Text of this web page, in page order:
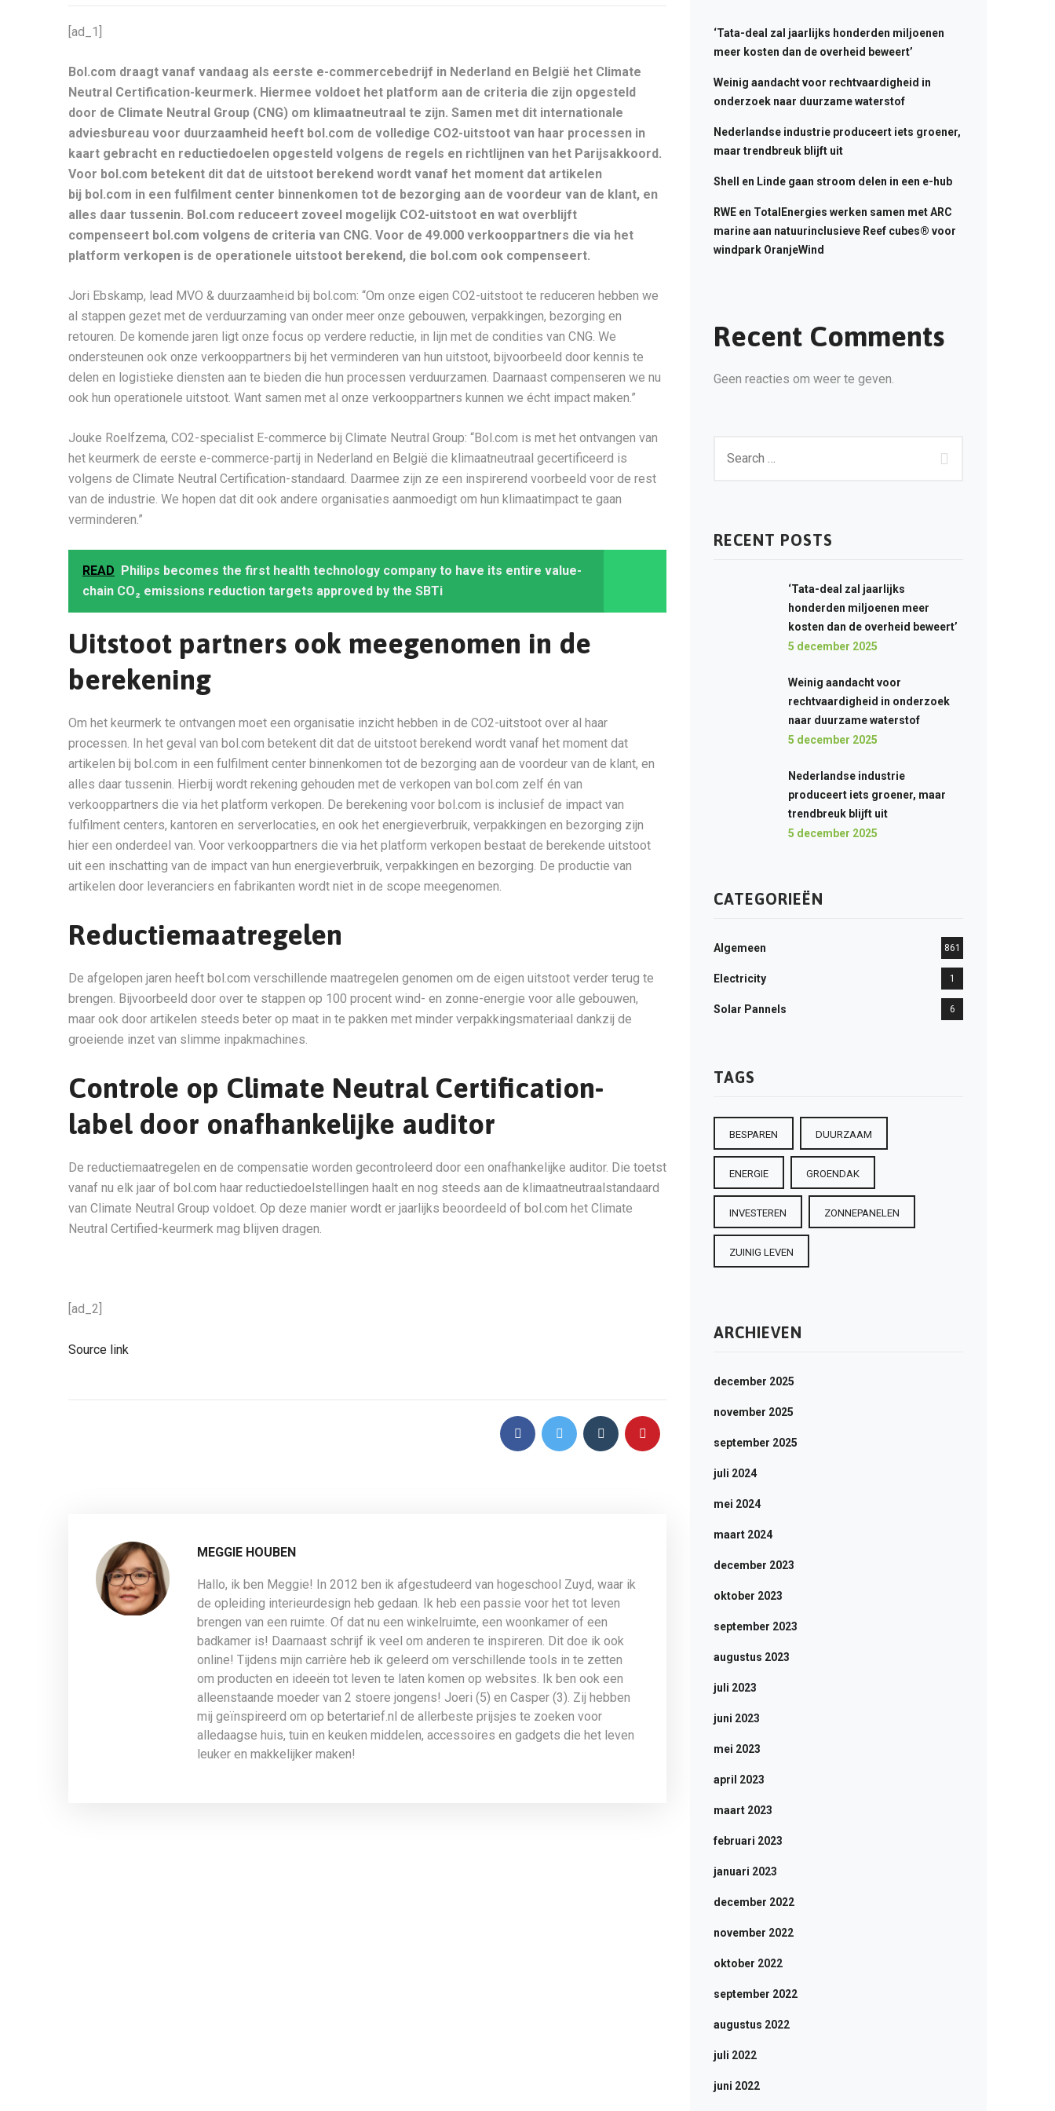
[ad_1]
Bol.com draagt vanaf vandaag als eerste e-commercebedrijf in Nederland en België het Climate
Neutral Certification-keurmerk. Hiermee voldoet het platform aan de criteria die zijn opgesteld
door de Climate Neutral Group (CNG) om klimaatneutraal te zijn. Samen met dit internationale
adviesbureau voor duurzaamheid heeft bol.com de volledige CO2-uitstoot van haar processen in
kaart gebracht en reductiedoelen opgesteld volgens de regels en richtlijnen van het Parijsakkoord.
Voor bol.com betekent dit dat de uitstoot berekend wordt vanaf het moment dat artikelen
bij bol.com in een fulfilment center binnenkomen tot de bezorging aan de voordeur van de klant, en
alles daar tussenin. Bol.com reduceert zoveel mogelijk CO2-uitstoot en wat overblijft
compenseert bol.com volgens de criteria van CNG. Voor de 49.000 verkooppartners die via het
platform verkopen is de operationele uitstoot berekend, die bol.com ook compenseert.
Jori Ebskamp, lead MVO & duurzaamheid bij bol.com: “Om onze eigen CO2-uitstoot te reduceren hebben we
al stappen gezet met de verduurzaming van onder meer onze gebouwen, verpakkingen, bezorging en
retouren. De komende jaren ligt onze focus op verdere reductie, in lijn met de condities van CNG. We
ondersteunen ook onze verkooppartners bij het verminderen van hun uitstoot, bijvoorbeeld door kennis te
delen en logistieke diensten aan te bieden die hun processen verduurzamen. Daarnaast compenseren we nu
ook hun operationele uitstoot. Want samen met al onze verkooppartners kunnen we écht impact maken.”
Jouke Roelfzema, CO2-specialist E-commerce bij Climate Neutral Group: “Bol.com is met het ontvangen van
het keurmerk de eerste e-commerce-partij in Nederland en België die klimaatneutraal gecertificeerd is
volgens de Climate Neutral Certification-standaard. Daarmee zijn ze een inspirerend voorbeeld voor de rest
van de industrie. We hopen dat dit ook andere organisaties aanmoedigt om hun klimaatimpact te gaan
verminderen.”
READ Philips becomes the first health technology company to have its entire value-
chain CO₂ emissions reduction targets approved by the SBTi
Uitstoot partners ook meegenomen in de
berekening
Om het keurmerk te ontvangen moet een organisatie inzicht hebben in de CO2-uitstoot over al haar
processen. In het geval van bol.com betekent dit dat de uitstoot berekend wordt vanaf het moment dat
artikelen bij bol.com in een fulfilment center binnenkomen tot de bezorging aan de voordeur van de klant, en
alles daar tussenin. Hierbij wordt rekening gehouden met de verkopen van bol.com zelf én van
verkooppartners die via het platform verkopen. De berekening voor bol.com is inclusief de impact van
fulfilment centers, kantoren en serverlocaties, en ook het energieverbruik, verpakkingen en bezorging zijn
hier een onderdeel van. Voor verkooppartners die via het platform verkopen bestaat de berekende uitstoot
uit een inschatting van de impact van hun energieverbruik, verpakkingen en bezorging. De productie van
artikelen door leveranciers en fabrikanten wordt niet in de scope meegenomen.
Reductiemaatregelen
De afgelopen jaren heeft bol.com verschillende maatregelen genomen om de eigen uitstoot verder terug te
brengen. Bijvoorbeeld door over te stappen op 100 procent wind- en zonne-energie voor alle gebouwen,
maar ook door artikelen steeds beter op maat in te pakken met minder verpakkingsmateriaal dankzij de
groeiende inzet van slimme inpakmachines.
Controle op Climate Neutral Certification-
label door onafhankelijke auditor
De reductiemaatregelen en de compensatie worden gecontroleerd door een onafhankelijke auditor. Die toetst
vanaf nu elk jaar of bol.com haar reductiedoelstellingen haalt en nog steeds aan de klimaatneutraalstandaard
van Climate Neutral Group voldoet. Op deze manier wordt er jaarlijks beoordeeld of bol.com het Climate
Neutral Certified-keurmerk mag blijven dragen.
[ad_2]
Source link
MEGGIE HOUBEN
Hallo, ik ben Meggie! In 2012 ben ik afgestudeerd van hogeschool Zuyd, waar ik
de opleiding interieurdesign heb gedaan. Ik heb een passie voor het tot leven
brengen van een ruimte. Of dat nu een winkelruimte, een woonkamer of een
badkamer is! Daarnaast schrijf ik veel om anderen te inspireren. Dit doe ik ook
online! Tijdens mijn carrière heb ik geleerd om verschillende tools in te zetten
om producten en ideeën tot leven te laten komen op websites. Ik ben ook een
alleenstaande moeder van 2 stoere jongens! Joeri (5) en Casper (3). Zij hebben
mij geïnspireerd om op betertarief.nl de allerbeste prijsjes te zoeken voor
alledaagse huis, tuin en keuken middelen, accessoires en gadgets die het leven
leuker en makkelijker maken!
‘Tata-deal zal jaarlijks honderden miljoenen
meer kosten dan de overheid beweert’
Weinig aandacht voor rechtvaardigheid in
onderzoek naar duurzame waterstof
Nederlandse industrie produceert iets groener,
maar trendbreuk blijft uit
Shell en Linde gaan stroom delen in een e-hub
RWE en TotalEnergies werken samen met ARC
marine aan natuurinclusieve Reef cubes® voor
windpark OranjeWind
Recent Comments
Geen reacties om weer te geven.
RECENT POSTS
‘Tata-deal zal jaarlijks
honderden miljoenen meer
kosten dan de overheid beweert’
5 december 2025
Weinig aandacht voor
rechtvaardigheid in onderzoek
naar duurzame waterstof
5 december 2025
Nederlandse industrie
produceert iets groener, maar
trendbreuk blijft uit
5 december 2025
CATEGORIEËN
Algemeen 861
Electricity 1
Solar Pannels 6
TAGS
BESPAREN DUURZAAM
ENERGIE GROENDAK
INVESTEREN ZONNEPANELEN
ZUINIG LEVEN
ARCHIEVEN
december 2025
november 2025
september 2025
juli 2024
mei 2024
maart 2024
december 2023
oktober 2023
september 2023
augustus 2023
juli 2023
juni 2023
mei 2023
april 2023
maart 2023
februari 2023
januari 2023
december 2022
november 2022
oktober 2022
september 2022
augustus 2022
juli 2022
juni 2022